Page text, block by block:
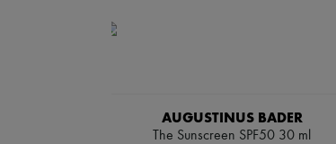
AUGUSTINUS BADER
The Sunscreen SPF50 30 ml